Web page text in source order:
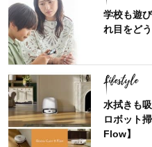
学校も遊
れ目をど
Lifestyle
水拭きも
ロボット
Flow】